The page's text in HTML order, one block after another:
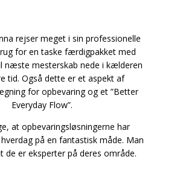
rejser meget i sin professionelle
for en taske færdigpakket med
næste mesterskab nede i kælderen
tid. Også dette er et aspekt af
for opbevaring og et ”Better
Everyday Flow”.
at opbevaringsløsningerne har
på en fantastisk måde. Man
de er eksperter på deres område.